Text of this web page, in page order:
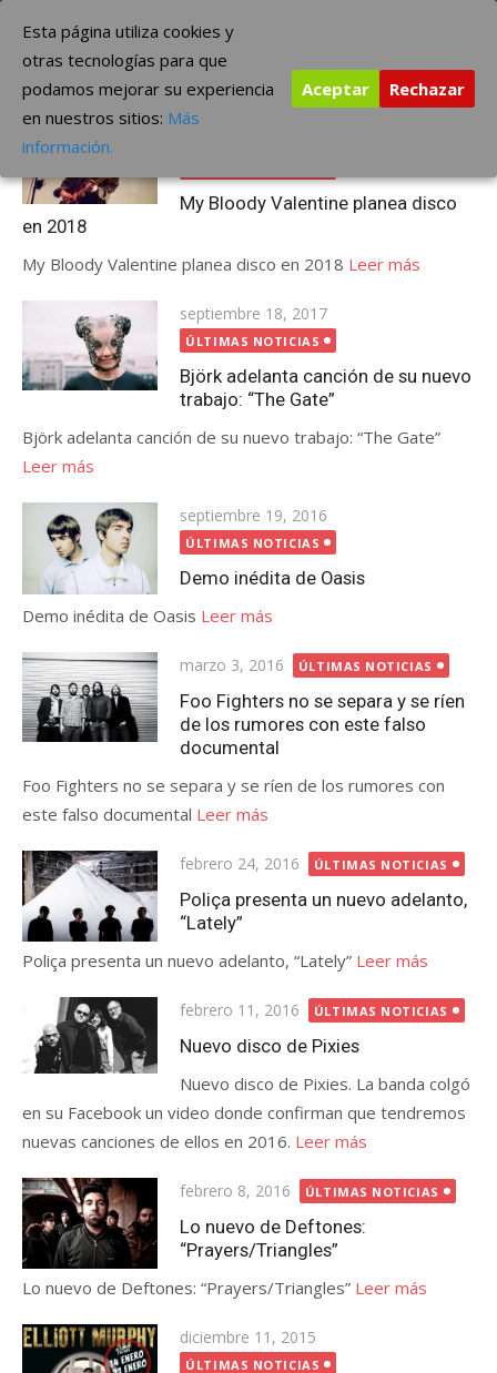
contenido
The Borderline Music
Etiqueta:disco
My Bloody Valentine planea disco
en 2018
My Bloody Valentine planea disco en 2018 Leer más
Publicada
el
septiembre 18, 2017
ÚLTIMAS NOTICIAS
Björk adelanta canción de su nuevo
trabajo: “The Gate”
Björk adelanta canción de su nuevo trabajo: “The Gate”
Leer más
Publicada
el
septiembre 19, 2016
ÚLTIMAS NOTICIAS
Demo inédita de Oasis
Demo inédita de Oasis Leer más
Publicada
el
marzo 3, 2016 ÚLTIMAS NOTICIAS
Foo Fighters no se separa y se ríen
de los rumores con este falso
documental
Foo Fighters no se separa y se ríen de los rumores con
este falso documental Leer más
Publicada
el
febrero 24, 2016 ÚLTIMAS NOTICIAS
Poliça presenta un nuevo adelanto,
“Lately”
Poliça presenta un nuevo adelanto, “Lately” Leer más
Publicada
el
febrero 11, 2016 ÚLTIMAS NOTICIAS
Nuevo disco de Pixies
Nuevo disco de Pixies. La banda colgó
en su Facebook un video donde confirman que tendremos
nuevas canciones de ellos en 2016. Leer más
Publicada
el
febrero 8, 2016 ÚLTIMAS NOTICIAS
Lo nuevo de Deftones:
“Prayers/Triangles”
Lo nuevo de Deftones: “Prayers/Triangles” Leer más
Publicada
el
diciembre 11, 2015
ÚLTIMAS NOTICIAS
Esta página utiliza cookies y
otras tecnologías para que
podamos mejorar su experiencia
en nuestros sitios: Más
información.
Aceptar Rechazar